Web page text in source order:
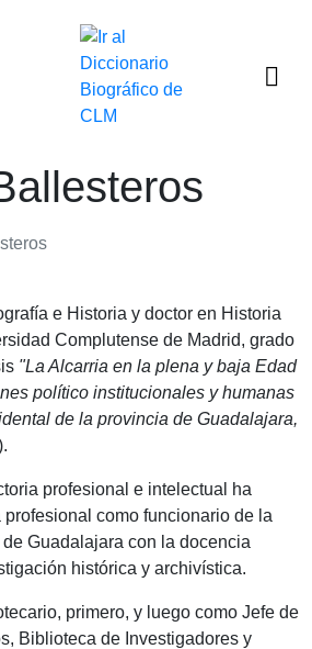
e Historia y doctor en Historia
Complutense de Madrid, grado
"La Alcarria en la plena y baja Edad
político institucionales y humanas
de la provincia de Guadalajara,
profesional e intelectual ha
como funcionario de la
Guadalajara con la docencia
histórica y archivística.
primero, y luego como Jefe de
Biblioteca de Investigadores y